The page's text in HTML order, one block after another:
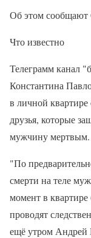
Об этом
Что известно
Телеграмм канал
Константина
в личной
друзья, которые
мужчину мертвым.
"По
смерти на теле
момент в
проводят
ещё утром